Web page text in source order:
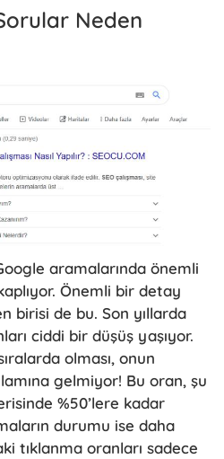
Neden
aramalarında önemli
Önemli bir detay
birisi de bu. Son yıllarda
ciddi bir düşüş yaşıyor.
olması, onun
gelmiyor! Bu oran, şu
%50’lere kadar
durumu ise daha
tıklanma oranları sadece